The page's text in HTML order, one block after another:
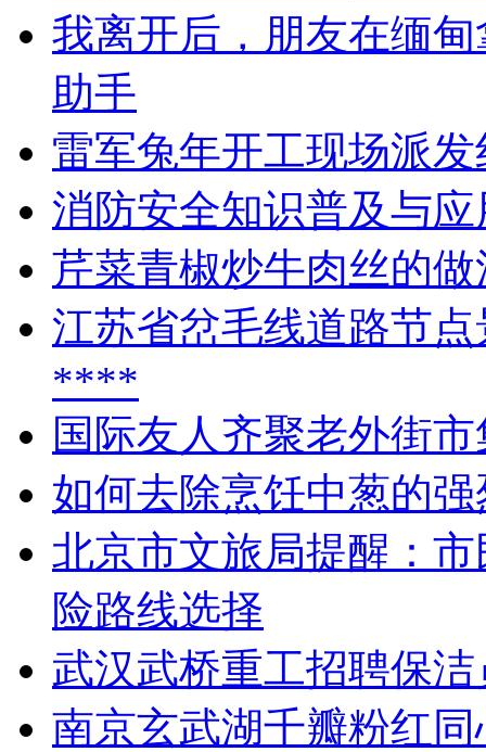
我离开后，朋友在缅
助手
雷军兔年开工现场派
消防安全知识普及与
芹菜青椒炒牛肉丝的
江苏省岔毛线道路节
****
国际友人齐聚老外街
如何去除烹饪中葱的
北京市文旅局提醒：
险路线选择
武汉武桥重工招聘保
南京玄武湖千瓣粉红